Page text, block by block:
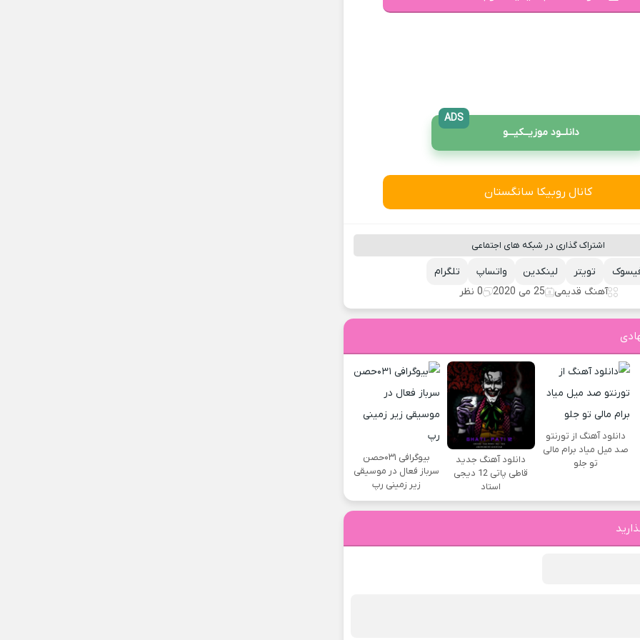
دانلــود موزیــکیـــو
ADS
کانال روبیکا سانگستان
اشتراک گذاری در شبکه های اجتماعی
تلگرام واتساپ لینکدین تویتر
آهنگ قدیمی
25 می 2020 0 نظر
دانلود آهنگ از تورنتو
صد میل میاد برام مالی
تو جلو
دانلود آهنگ جدید
قاطی پاتی 12 دیجی
استاد
بیوگرافی ۰۳۱حصن
سرباز فعال در موسیقی
زیر زمینی رپ